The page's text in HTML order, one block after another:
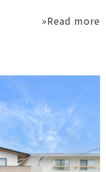
»Read more